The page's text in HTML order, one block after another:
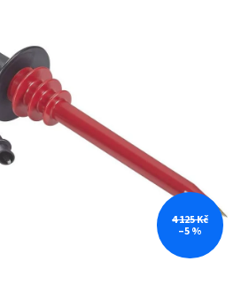
4 125 Kč
–5 %